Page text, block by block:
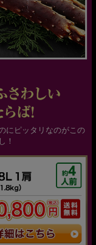
にピッタリなのがこの
！